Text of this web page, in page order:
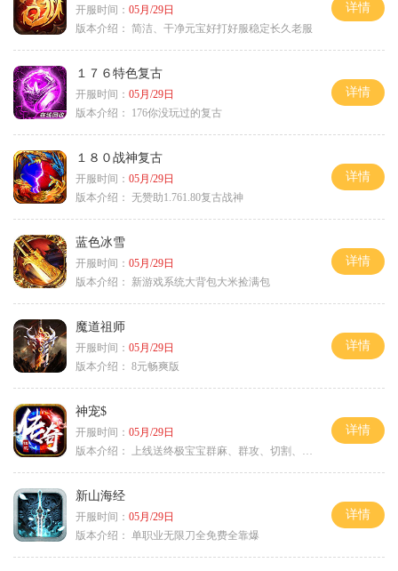
开服时间： 05月/29日
版本介绍： 简洁、干净元宝好打好服稳定长久老服
详情
１７６特色复古
开服时间： 05月/29日
版本介绍：
176你没玩过的复古
详情
１８０战神复古
开服时间： 05月/29日
版本介绍： 无赞助1.761.80复古战神
详情
蓝色冰雪
开服时间： 05月/29日
版本介绍：
新游戏系统大背包大米捡满包
详情
魔道祖师
开服时间： 05月/29日
版本介绍： 8元畅爽版
详情
神宠$
开服时间： 05月/29日
版本介绍：
上线送终极宝宝群麻、群攻、切割、吸血
详情
新山海经
开服时间： 05月/29日
版本介绍： 单职业无限刀全免费全靠爆
详情